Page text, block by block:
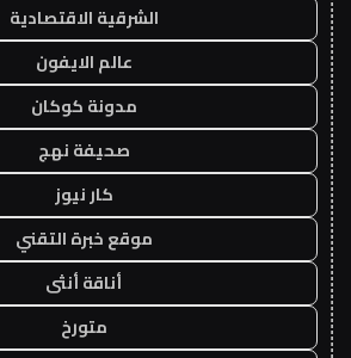
الشرقية الاقتصادية
عالم الايفون
مدونة كوكان
صحيفة نهج
كار نيوز
موقع خبرة التقني
أناقة أنثى
متورخ